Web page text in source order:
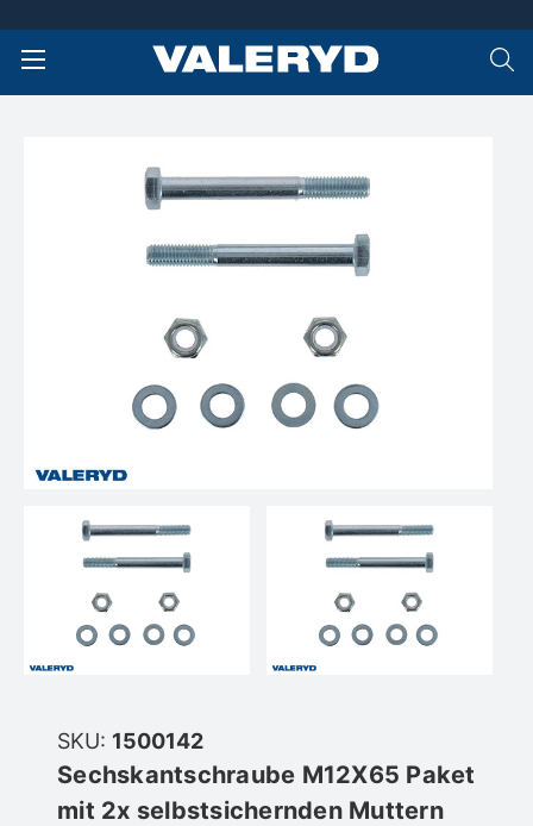
SKU: 1500142
Sechskantschraube M12X65 Paket
mit 2x selbstsichernden Muttern